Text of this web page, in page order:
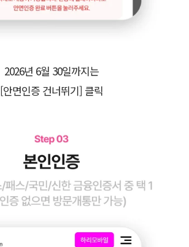
2026년 6월 30일까지는
[안면인증 건너뛰기] 클릭